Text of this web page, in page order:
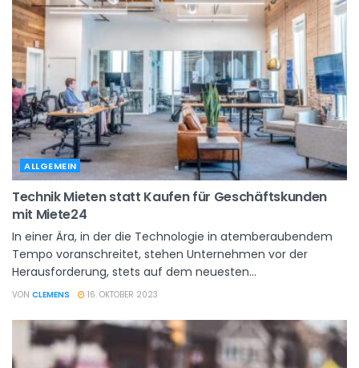
ALLGEMEIN
Technik Mieten statt Kaufen für Geschäftskunden
mit Miete24
In einer Ära, in der die Technologie in atemberaubendem
Tempo voranschreitet, stehen Unternehmen vor der
Herausforderung, stets auf dem neuesten...
VON CLEMENS 16. OKTOBER 2023